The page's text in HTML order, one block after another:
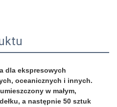
dla ekspresowych
oceanicznych i innych.
w małym,
a następnie 50 sztuk